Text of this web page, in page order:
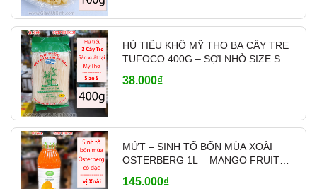
HỦ TIẾU KHÔ MỸ THO BA CÂY TRE
TUFOCO 400G – SỢI NHỎ SIZE S
38.000₫
MỨT – SINH TỐ BỐN MÙA XOÀI
OSTERBERG 1L – MANGO FRUIT
145.000₫